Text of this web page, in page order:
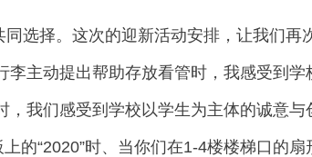
同选择。这次的迎新活动安排，让我们再
李主动提出帮助存放看管时，我感受到
，我们感受到学校以学生为主体的诚意
上的“2020”时、当你们在1-4楼楼梯口的